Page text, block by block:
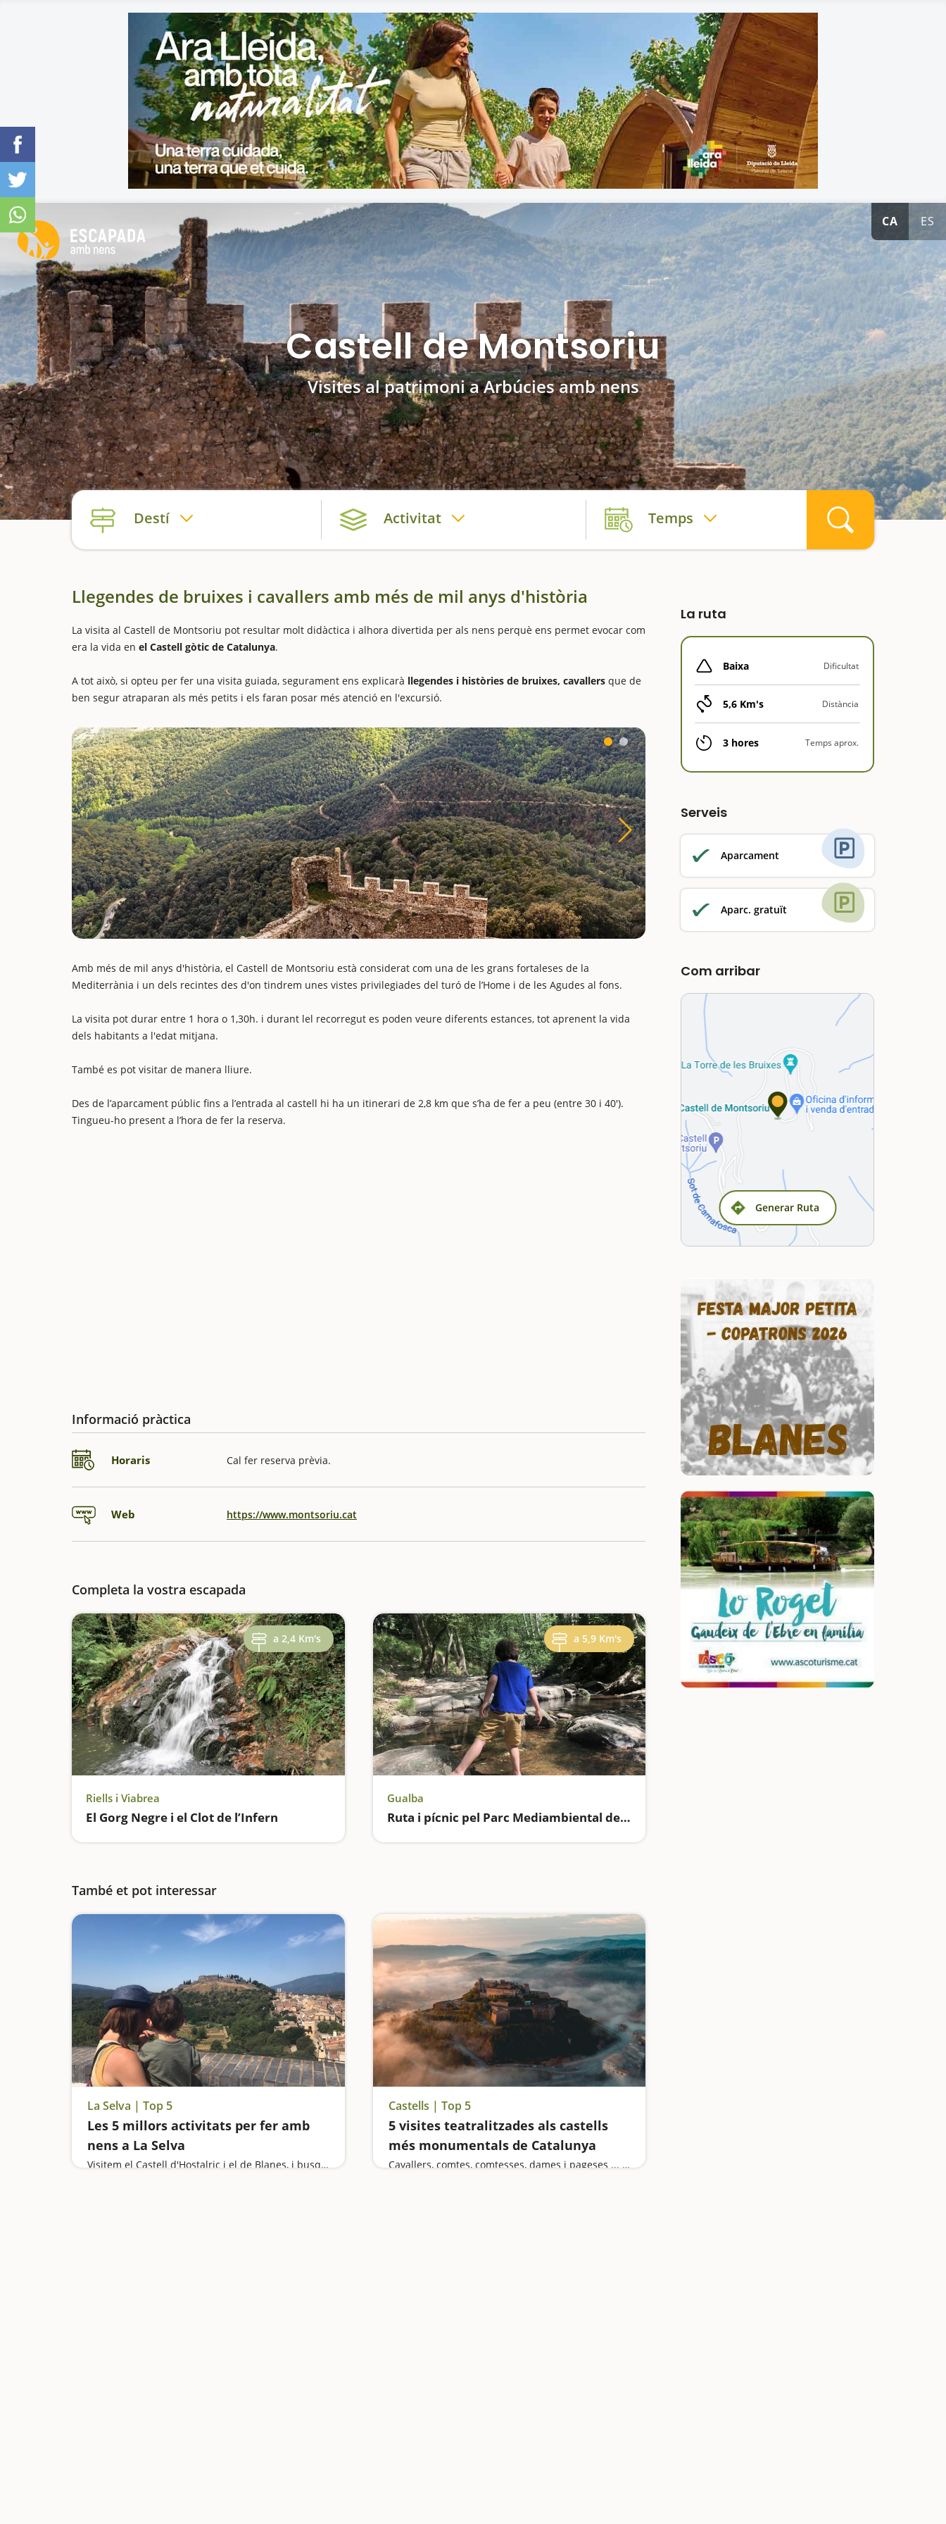
CA ES
Castell de Montsoriu
Visites al patrimoni a Arbúcies amb nens
Destí Activitat Temps
Llegendes de bruixes i cavallers amb més de mil anys d'història
La visita al Castell de Montsoriu pot resultar molt didàctica i alhora divertida per als nens perquè ens permet evocar com
era la vida en el Castell gòtic de Catalunya.
A tot això, si opteu per fer una visita guiada, segurament ens explicarà llegendes i històries de bruixes, cavallers que de
ben segur atraparan als més petits i els faran posar més atenció en l'excursió.
Amb més de mil anys d'història, el Castell de Montsoriu està considerat com una de les grans fortaleses de la
Mediterrània i un dels recintes des d'on tindrem unes vistes privilegiades del turó de l’Home i de les Agudes al fons.
La visita pot durar entre 1 hora o 1,30h. i durant lel recorregut es poden veure diferents estances, tot aprenent la vida
dels habitants a l'edat mitjana.
També es pot visitar de manera lliure.
Des de l’aparcament públic fins a l’entrada al castell hi ha un itinerari de 2,8 km que s’ha de fer a peu (entre 30 i 40′).
Tingueu-ho present a l’hora de fer la reserva.
Informació pràctica
Horaris Cal fer reserva prèvia.
Web https://www.montsoriu.cat
Completa la vostra escapada
a 2,4 Km's
Riells i Viabrea
El Gorg Negre i el Clot de l’Infern
a 5,9 Km's
Gualba
Ruta i pícnic pel Parc Mediambiental de Gualba
També et pot interessar
La Selva | Top 5
Les 5 millors activitats per fer amb
nens a La Selva
Visitem el Castell d'Hostalric i el de Blanes, i busquem les fades que s'amaguen als boscos del Montseny
Castells | Top 5
5 visites teatralitzades als castells
més monumentals de Catalunya
Cavallers, comtes, comtesses, dames i pageses ... ens transmetran el seu llegat i ens endinsaran en un món ple de llegendes i d'història.
La ruta
Baixa Dificultat
5,6 Km's Distància
3 hores Temps aprox.
Serveis
Aparcament
Aparc. gratuït
Com arribar
Generar Ruta